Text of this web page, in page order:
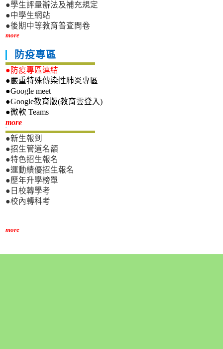
●學生評量辦法及補充規定
●中學生網站
●後期中等教育普查問卷
more
防疫專區
●防疫專區連結
●嚴重特殊傳染性肺炎專區
●Google meet
●Google教育版(教育雲登入)
●微軟 Teams
more新生專區
●新生報到
●招生管道名額
●特色招生報名
●運動績優招生報名
●歷年升學榜單
●日校轉學考
●校內轉科考
more